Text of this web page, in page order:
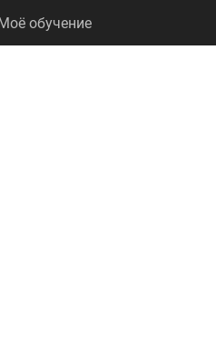
обучение